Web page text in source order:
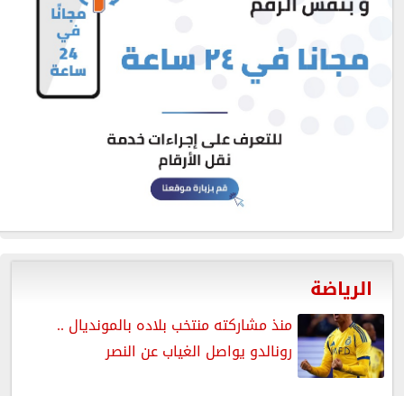
الرياضة
منذ مشاركته منتخب بلاده بالمونديال ..
رونالدو يواصل الغياب عن النصر